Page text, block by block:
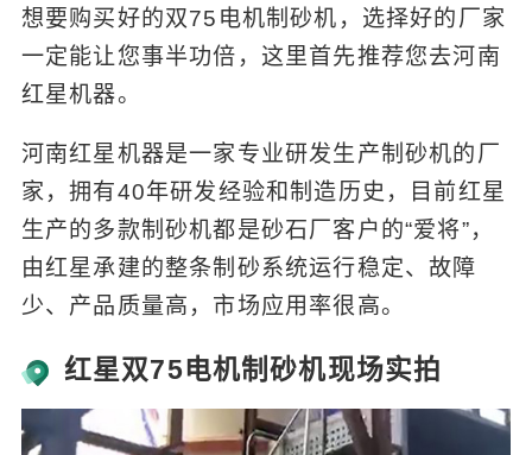
想要购买好的双75电机制砂机，选择好的厂家
一定能让您事半功倍，这里首先推荐您去河南
红星机器。
河南红星机器是一家专业研发生产制砂机的厂
家，拥有40年研发经验和制造历史，目前红星
生产的多款制砂机都是砂石厂客户的“爱将”，
由红星承建的整条制砂系统运行稳定、故障
少、产品质量高，市场应用率很高。
红星双75电机制砂机现场实拍